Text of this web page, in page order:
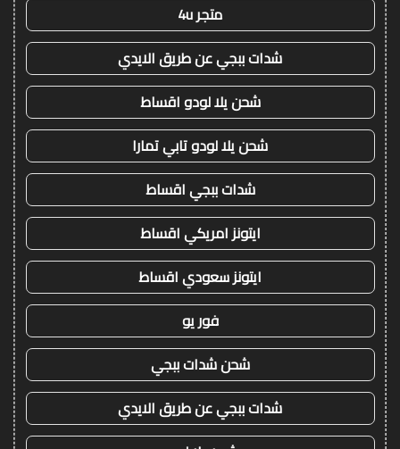
متجر 4u
شدات ببجي عن طريق الايدي
شحن يلا لودو اقساط
شحن يلا لودو تابي تمارا
شدات ببجي اقساط
ايتونز امريكي اقساط
ايتونز سعودي اقساط
فور يو
شحن شدات ببجي
شدات ببجي عن طريق الايدي